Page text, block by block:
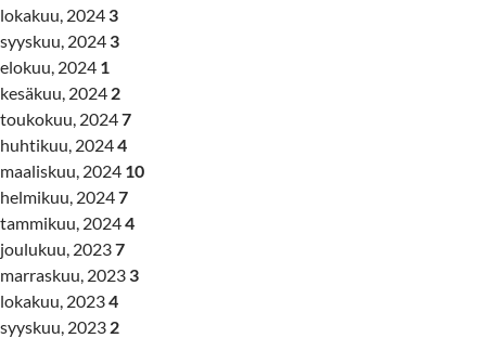
lokakuu, 2024 3
syyskuu, 2024 3
elokuu, 2024 1
kesäkuu, 2024 2
toukokuu, 20247
huhtikuu, 20244
maaliskuu, 2024 10
helmikuu, 20247
tammikuu, 20244
joulukuu, 20237
marraskuu, 2023 3
lokakuu, 20234
syyskuu, 2023 2